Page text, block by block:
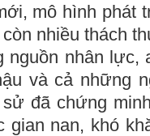
mô hình phát
nhiều thách
nguồn nhân lực,
và cả những
đã chứng
nan, khó